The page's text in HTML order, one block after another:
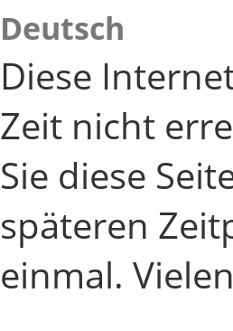
Deutsch
Diese
Zeit nicht
Sie diese
späteren
einmal.